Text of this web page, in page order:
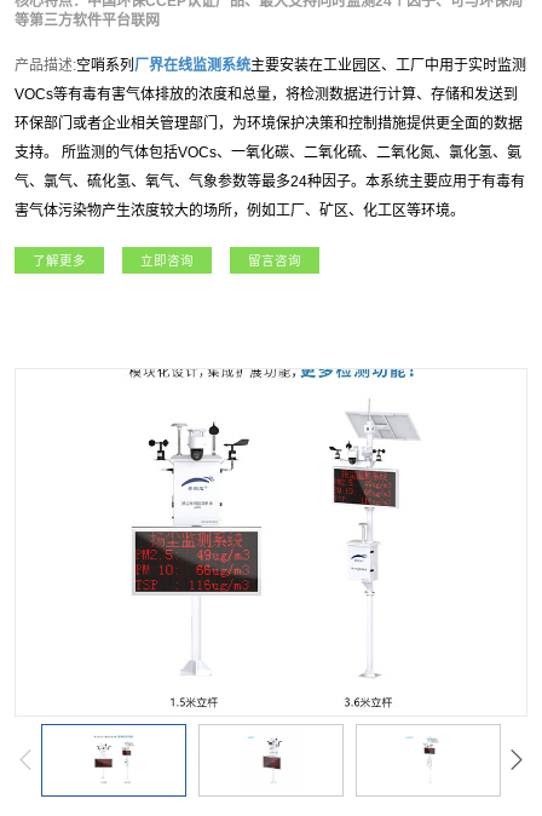
等第三方软件平台联网
产品描述:空哨系列 厂界在线监测系统主要安装在工业园区、工厂中用于实时监测
VOCs等有毒有害气体排放的浓度和总量，将检测数据进行计算、存储和发送到
环保部门或者企业相关管理部门，为环境保护决策和控制措施提供更全面的数据
支持。 所监测的气体包括VOCs、一氧化碳、二氧化硫、二氧化氮、氯化氢、氨
气、氯气、硫化氢、氧气、气象参数等最多24种因子。本系统主要应用于有毒有
害气体污染物产生浓度较大的场所，例如工厂、矿区、化工区等环境。
了解更多 立即咨询 留言咨询